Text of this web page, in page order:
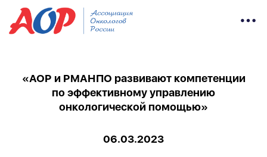
«АОР и РМАНПО развивают компетенции
по эффективному управлению
онкологической помощью»
06.03.2023